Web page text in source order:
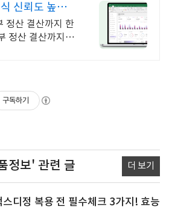
신뢰도 높은
정산 결산까지 한
정산 결산까지
구독하기
정보' 관련 글 더 보기
스디정 복용 전 필수체크 3가지! 효능